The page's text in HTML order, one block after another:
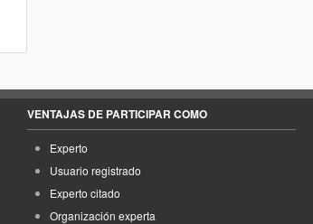
VENTAJAS DE PARTICIPAR COMO
Experto
Usuario registrado
Experto citado
Organización experta